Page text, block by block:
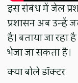
इस संबंध में जेल
प्रशासन अब उन्हें
है। बताया जा
भेजा जा सकता है।
क्या बोले डॉक्टर